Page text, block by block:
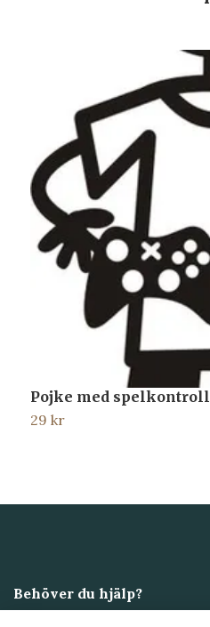
Pojke med spelkontroll
29 kr
Behöver du hjälp?